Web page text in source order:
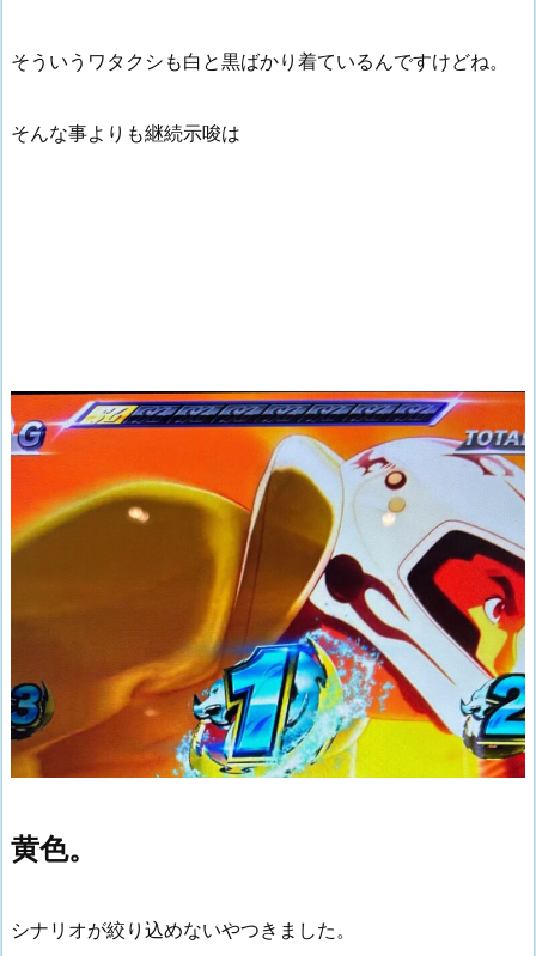
そういうワタクシも白と黒ばかり着ているんですけどね。
そんな事よりも継続示唆は
黄色。
シナリオが絞り込めないやつきました。